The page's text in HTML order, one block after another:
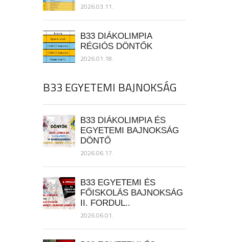
2026.03.11.
B33 DIÁKOLIMPIA
RÉGIÓS DÖNTŐK
2026.01.18.
B33 EGYETEMI BAJNOKSÁG
B33 DIÁKOLIMPIA ÉS
EGYETEMI BAJNOKSÁG
DÖNTŐ
2026.06.17.
B33 EGYETEMI ÉS
FŐISKOLÁS BAJNOKSÁG
II. FORDUL..
2026.06.01.